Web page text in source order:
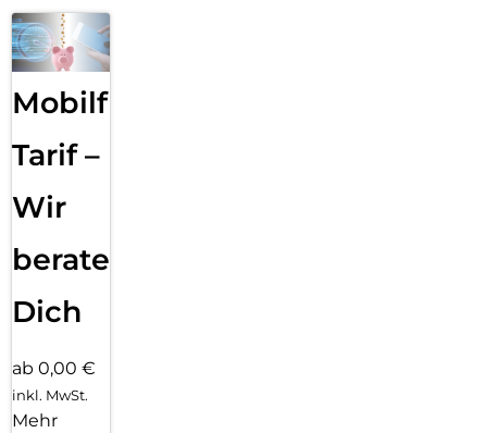
Mobilfunk
Tarif –
Wir
beraten
Dich
ab 0,00 €
inkl. MwSt.
Mehr